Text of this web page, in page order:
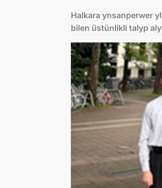
Halkara ynsanperwer
bilen üstünlikli talyp